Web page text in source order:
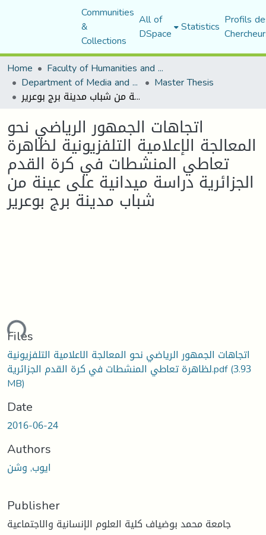
Communities
&
Collections
All of
DSpace Statistics Profils
Home
Faculty of Humanities and Social Sciences
Department of Media and Communication Studies Master Thesis
اتجاهات الجمهور الرياضي نحو المعالجة الإعلامية التلفزيونية لظاهرة تعاطي المنشطات في كرة القدم الجزائرية دراسة ميدانية على عينة من شباب مدينة برج بوعرير
اتجاهات الجمهور الرياضي نحو
المعالجة الإعلامية التلفزيونية لظاهرة
تعاطي المنشطات في كرة القدم
الجزائرية دراسة ميدانية على عينة من
شباب مدينة برج بوعرير
Files
اتجاهات الجمهور الرياضي نحو المعالجة الاعلامية التلفزيونية
لظاهرة تعاطي المنشطات في كرة القدم الجزائرية.pdf(3.93
MB)
Date
2016-06-24
Authors
ايوب, وشن
Publisher
جامعة محمد بوضياف كلية العلوم الإنسانية والاجتماعية